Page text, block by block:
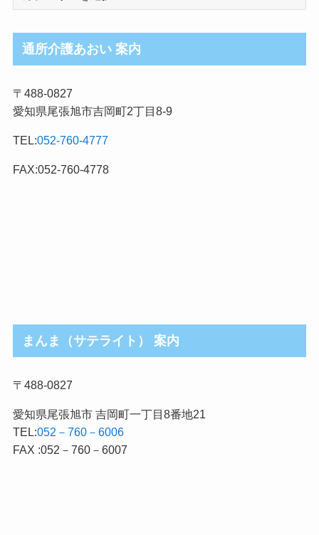
ロ
グ
事
カ
ゴ
リ
通所介護あおい 案内
〒488-0827
愛知県尾張旭市吉岡町2丁目8-9
TEL:052-760-4777
FAX:052-760-4778
まんま（サテライト） 案内
〒488-0827
愛知県尾張旭市 吉岡町一丁目8番地21
TEL:052－760－6006
FAX :052－760－6007